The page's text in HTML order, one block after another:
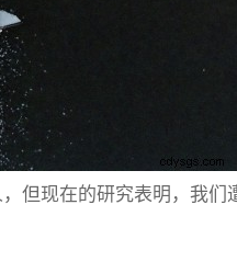
但现在的研究表明，我们